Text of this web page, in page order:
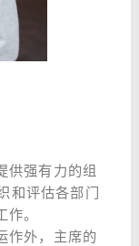
供强有力的组
和评估各部门
。
作外，主席的